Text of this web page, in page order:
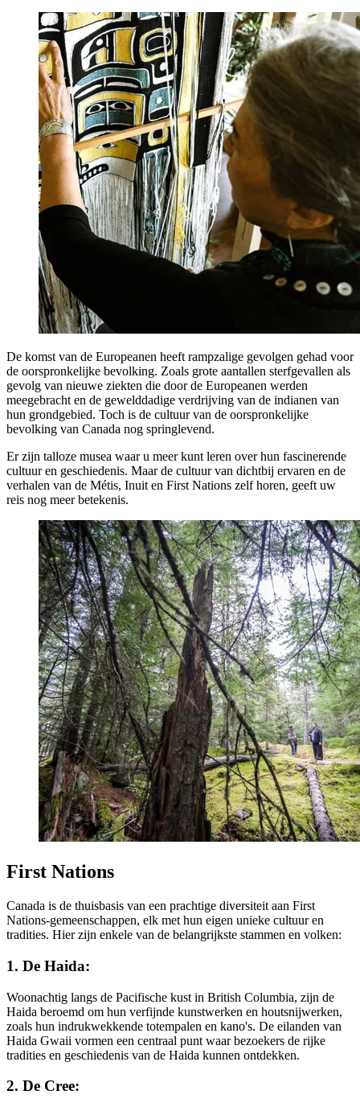
De komst van de Europeanen heeft rampzalige gevolgen gehad voor
de oorspronkelijke bevolking. Zoals grote aantallen sterfgevallen als
gevolg van nieuwe ziekten die door de Europeanen werden
meegebracht en de gewelddadige verdrijving van de indianen van
hun grondgebied. Toch is de cultuur van de oorspronkelijke
bevolking van Canada nog springlevend.
Er zijn talloze musea waar u meer kunt leren over hun fascinerende
cultuur en geschiedenis. Maar de cultuur van dichtbij ervaren en de
verhalen van de Métis, Inuit en First Nations zelf horen, geeft uw
reis nog meer betekenis.
First Nations
Canada is de thuisbasis van een prachtige diversiteit aan First
Nations-gemeenschappen, elk met hun eigen unieke cultuur en
tradities. Hier zijn enkele van de belangrijkste stammen en volken:
1. De Haida:
Woonachtig langs de Pacifische kust in British Columbia, zijn de
Haida beroemd om hun verfijnde kunstwerken en houtsnijwerken,
zoals hun indrukwekkende totempalen en kano's. De eilanden van
Haida Gwaii vormen een centraal punt waar bezoekers de rijke
tradities en geschiedenis van de Haida kunnen ontdekken.
2. De Cree: